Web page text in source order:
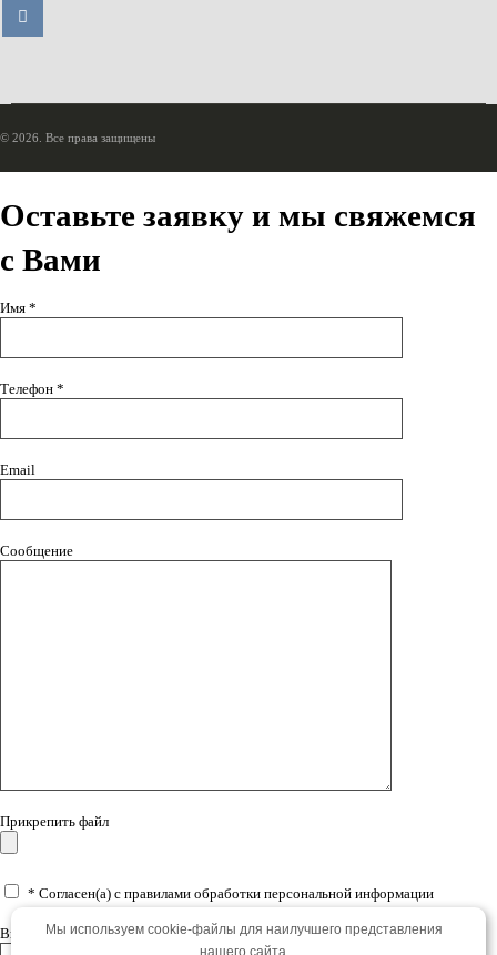
© 2026. Все права защищены
Оставьте заявку и мы свяжемся
с Вами
Имя *
Телефон *
Email
Сообщение
Прикрепить файл
* Согласен(а) с правилами обработки персональной информации
Введите код *Мы используем cookie-файлы для наилучшего представления
нашего сайта.